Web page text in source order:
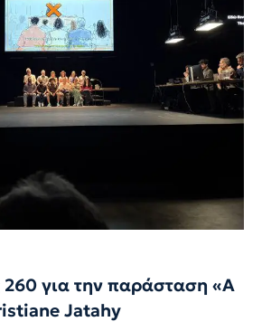
260 για την παράσταση «A
Jatahy